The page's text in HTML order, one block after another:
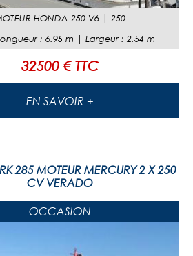
HONDA 250 V6| 250
: 6.95m | Largeur: 2.54 m
32500 € TTC
EN SAVOIR +
285 MOTEUR MERCURY 2 X 250
CV VERADO
OCCASION